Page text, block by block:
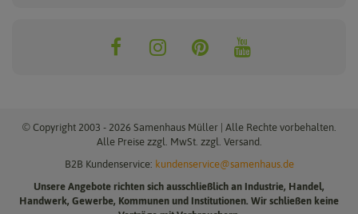
Exotische Samen
Rasensamen
Pflanzgut
Pflanzschalotten
Steckzwiebeln
ReNatura Vogelwelt
© Copyright 2003 - 2026 Samenhaus Müller | Alle Rechte vorbehalten.
Alle Preise zzgl. MwSt. zzgl. Versand.
B2B Kundenservice: kundenservice@samenhaus.de
Unsere Angebote richten sich ausschließlich an Industrie, Handel,
Handwerk, Gewerbe, Kommunen und Institutionen. Wir schließen keine